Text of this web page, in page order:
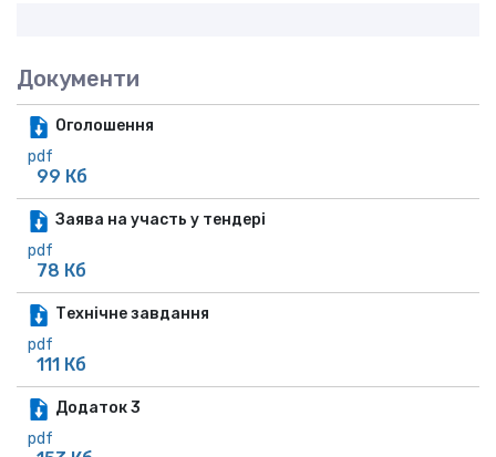
Документи
Оголошення
pdf
99 Кб
Заява на участь у тендері
pdf
78 Кб
Технічне завдання
pdf
111 Кб
Додаток 3
pdf